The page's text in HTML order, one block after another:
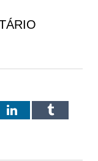
LinkedInTumblr